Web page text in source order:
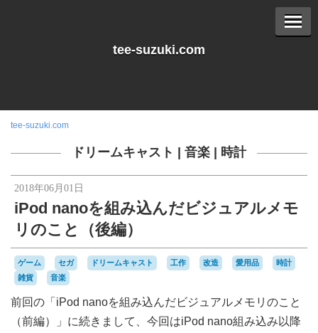
tee-suzuki.com
tee-suzuki.com
ドリームキャスト 音楽 時計
2018年06月01日
iPod nanoを組み込んだビジュアルメモ
リのこと（後編）
ゲーム セガ ドリームキャスト 工作 改造 愛用品
時計
雑貨
音楽
前回の「iPod nanoを組み込んだビジュアルメモリのこと
（前編）」に続きまして、今回はiPod nano組み込み以降